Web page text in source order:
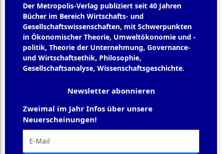
Der Metropolis-Verlag publiziert seit 40 Jahren
Bücher im Bereich Wirtschafts- und
Gesellschaftswissenschaften, mit Schwerpunkten
in Ökonomischer Theorie, Umweltökonomie und -
politik, Theorie der Unternehmung, Governance-
und Wirtschaftsethik, Philosophie,
Gesellschaftsanalyse, Wissenschaftsgeschichte.
Newsletter abonnieren
Zweimal im Jahr Infos über unsere
Neuerscheinungen!